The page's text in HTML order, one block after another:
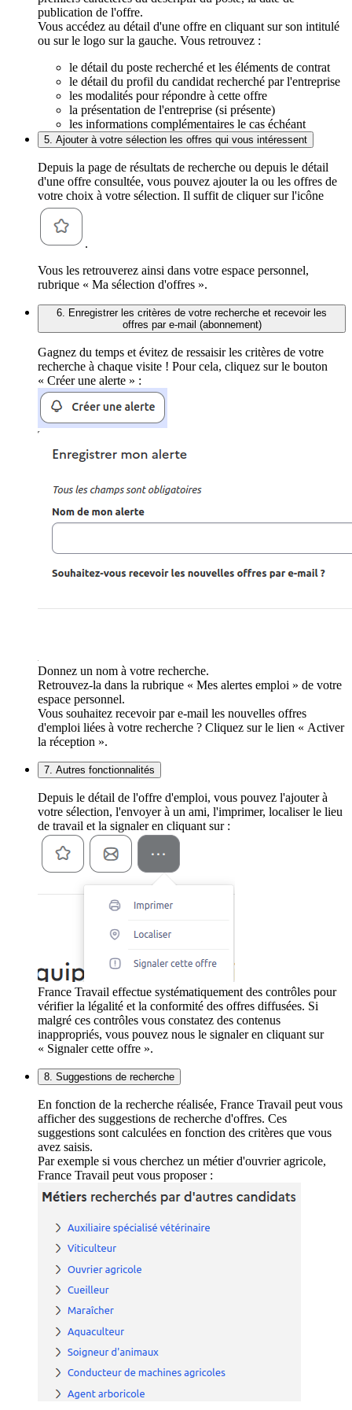
publication de l'offre.
Vous accédez au détail d'une offre en cliquant sur son intitulé
ou sur le logo sur la gauche. Vous retrouvez :
le détail du poste recherché et les éléments de contrat
le détail du profil du candidat recherché par l'entreprise
les modalités pour répondre à cette offre
la présentation de l'entreprise (si présente)
les informations complémentaires le cas échéant
5. Ajouter à votre sélection les offres qui vous intéressent
Depuis la page de résultats de recherche ou depuis le détail
d'une offre consultée, vous pouvez ajouter la ou les offres de
votre choix à votre sélection. Il suffit de cliquer sur l'icône
.
Vous les retrouverez ainsi dans votre espace personnel,
rubrique « Ma sélection d'offres ».
6. Enregistrer les critères de votre recherche et recevoir les
offres par e-mail (abonnement)
Gagnez du temps et évitez de ressaisir les critères de votre
recherche à chaque visite ! Pour cela, cliquez sur le bouton
« Créer une alerte » :
Donnez un nom à votre recherche.
Retrouvez-la dans la rubrique « Mes alertes emploi » de votre
espace personnel.
Vous souhaitez recevoir par e-mail les nouvelles offres
d'emploi liées à votre recherche ? Cliquez sur le lien « Activer
la réception ».
7. Autres fonctionnalités
Depuis le détail de l'offre d'emploi, vous pouvez l'ajouter à
votre sélection, l'envoyer à un ami, l'imprimer, localiser le lieu
de travail et la signaler en cliquant sur :
France Travail effectue systématiquement des contrôles pour
vérifier la légalité et la conformité des offres diffusées. Si
malgré ces contrôles vous constatez des contenus
inappropriés, vous pouvez nous le signaler en cliquant sur
« Signaler cette offre ».
8. Suggestions de recherche
En fonction de la recherche réalisée, France Travail peut vous
afficher des suggestions de recherche d'offres. Ces
suggestions sont calculées en fonction des critères que vous
avez saisis.
Par exemple si vous cherchez un métier d'ouvrier agricole,
France Travail peut vous proposer :